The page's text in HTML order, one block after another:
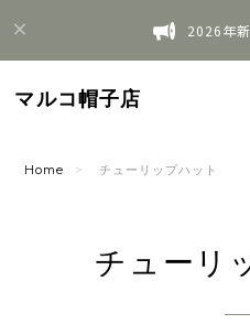
2026年
マルコ帽子店
Home チューリップハット
チューリ